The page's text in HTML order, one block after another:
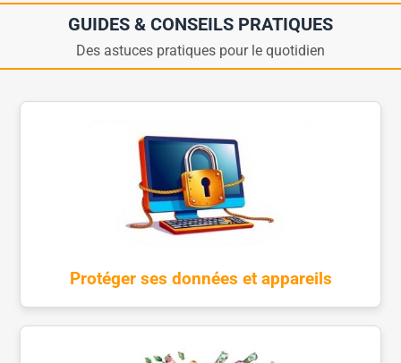
GUIDES & CONSEILS PRATIQUES
Des astuces pratiques pour le quotidien
Protéger ses données et appareils